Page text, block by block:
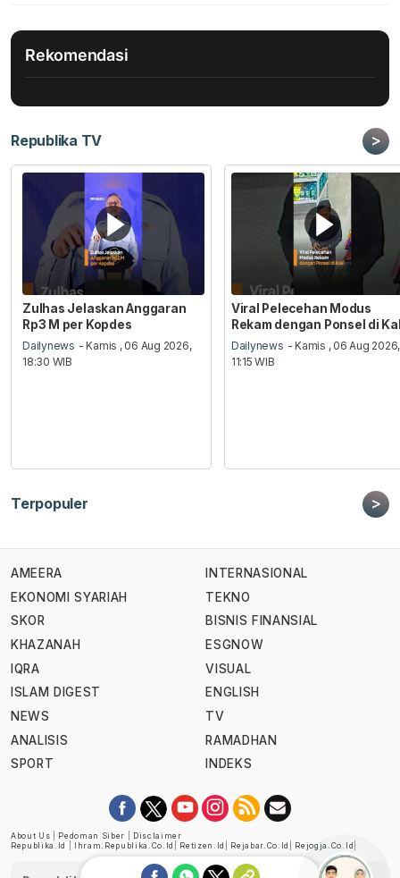
Rekomendasi
Republika TV >
Zulhas Jelaskan Anggaran
Rp3 M per Kopdes
Dailynews - Kamis , 06 Aug 2026,
18:30 WIB
Viral Pelecehan Modus
Rekam dengan Ponsel di
Dailynews - Kamis , 06 Aug 2026,
11:15 WIB
Terpopuler >
AMEERA
EKONOMI SYARIAH
SKOR
KHAZANAH
IQRA
ISLAM DIGEST
NEWS
ANALISIS
SPORT
INTERNASIONAL
TEKNO
BISNIS FINANSIAL
ESGNOW
VISUAL
ENGLISH
TV
RAMADHAN
INDEKS
About Us Pedoman Siber
Disclaimer
Republika.id
Ihram.republika.co.id Retizen.id Rejabar.co.id Rejogja.co.id